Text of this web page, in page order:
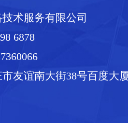
术服务有限公司
6878
友谊南大街38号百度大